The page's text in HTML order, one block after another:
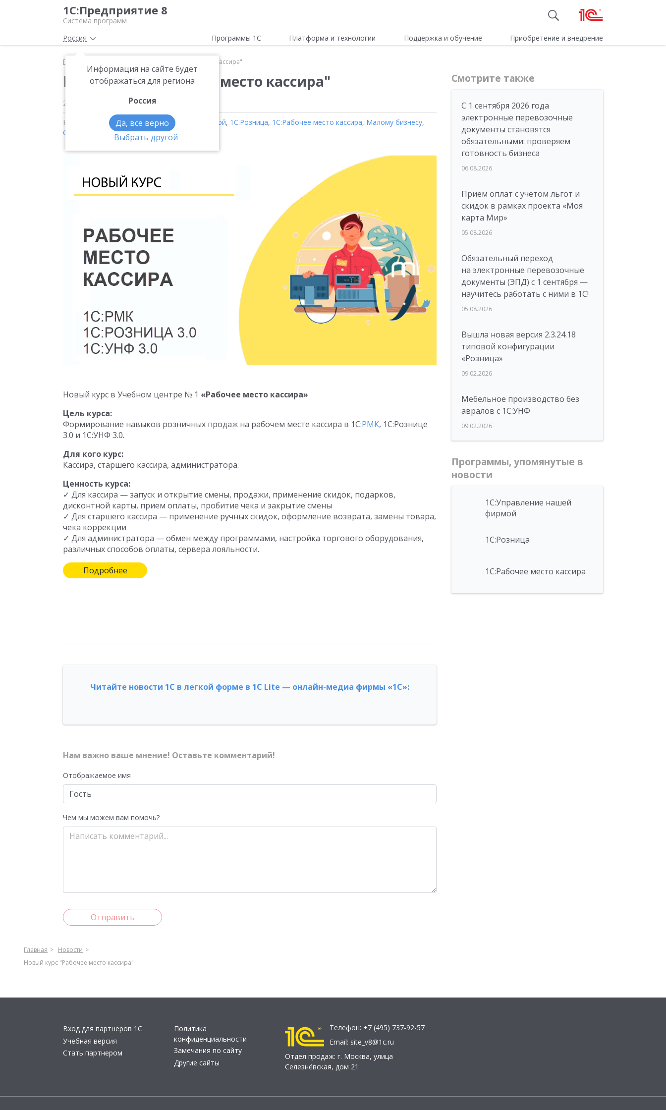
1С:Предприятие 8
Система программ
Россия
Информация на сайте будет
отображаться для региона
Россия
Да, все верно
Выбрать другой
Программы 1С Платформа и технологии Поддержка и обучение Приобретение и внедрение
Главная Новый курс "Рабочее место кассира"
Новый курс "Рабочее место кассира"
20.02.2023
Новости на тему:1С:Управление нашей фирмой, 1С:Розница, 1С:Рабочее место кассира, Малому бизнесу,
Обучение персонала
Новый курс в Учебном центре № 1 «Рабочее место кассира»
Цель курса:
Формирование навыков розничных продаж на рабочем месте кассира в 1С:РМК, 1С:Рознице
3.0 и 1С:УНФ 3.0.
Для кого курс:
Кассира, старшего кассира, администратора.
Ценность курса:
✓ Для кассира — запуск и открытие смены, продажи, применение скидок, подарков,
дисконтной карты, прием оплаты, пробитие чека и закрытие смены
✓ Для старшего кассира — применение ручных скидок, оформление возврата, замены товара,
чека коррекции
✓ Для администратора — обмен между программами, настройка торгового оборудования,
различных способов оплаты, сервера лояльности.
Подробнее
Читайте новости 1С в легкой форме в 1С Lite — онлайн-медиа фирмы «1С»:
Нам важно ваше мнение! Оставьте комментарий!
Отображаемое имя
Чем мы можем вам помочь?
Отправить
Смотрите также
С 1 сентября 2026 года
электронные перевозочные
документы становятся
обязательными: проверяем
готовность бизнеса
06.08.2026
Прием оплат с учетом льгот и
скидок в рамках проекта «Моя
карта Мир»
05.08.2026
Обязательный переход
на электронные перевозочные
документы (ЭПД) с 1 сентября —
научитесь работать с ними в 1С!
05.08.2026
Вышла новая версия 2.3.24.18
типовой конфигурации
«Розница»
09.02.2026
Мебельное производство без
авралов с 1С:УНФ
09.02.2026
Программы, упомянутые в
новости
1С:Управление нашей
фирмой
1С:Розница
1С:Рабочее место кассира
Главная
Новости
Новый курс "Рабочее место кассира"
Вход для партнеров 1С
Учебная версия
Стать партнером
Политика
конфиденциальности
Замечания по сайту
Другие сайты
Телефон: +7 (495) 737-92-57
Email: site_v8@1c.ru
Отдел продаж: г. Москва, улица
Селезнёвская, дом 21